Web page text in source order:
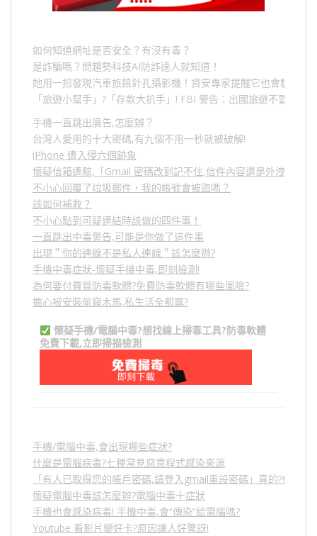
如何知道網址是否安全？有沒有毒？
是詐騙嗎？問趨勢科技AI防詐達人就知道！
她用一招發現汽車旅館針孔攝影機！資安專家提醒它也會駭人成
「旅遊小幫手」 ? 「存款大扒手」 ! FBI 警告：出國旅遊不要做的
手機一直跳出廣告,怎麼辦？
台灣人愛用的十大密碼,有九個不用一秒就被破解!
iPhone 遭入侵六個跡象
懷疑信箱遭駭,「Gmail 密碼改到記不住,信件內容還是外洩？」,
不小心回覆了垃圾郵件，我的帳號會被盜嗎？
該如何補救？
不小心點到可疑連結時該做的四件事！
一直跳出中毒警告,可能是你做了這件事
出現＂你的連線不是私人連線＂該怎麼辦?
手機中毒症狀-懷疑手機中毒,即刻檢測!
為何要付費買防毒軟體?免費防毒軟體有哪些風險?
擔心被安裝偷窺木馬,私生活全都露?
懷疑手機/電腦中毒?想找線上掃毒工具?防毒軟體
免費下載,立即掃描檢測
手機/電腦中毒,會出現哪些症狀?
什麼是電腦病毒?七種常見惡意程式感染來源
「有人已取得您的帳戶密碼,請登入gmail重設密碼」真的?假的?5
懷疑電腦中毒該怎麼辦?電腦中毒十症狀
手機也會感染病毒! 手機中毒,會”傳染”給電腦嗎?
Youtube 看影片變好卡?原因讓人好驚訝!